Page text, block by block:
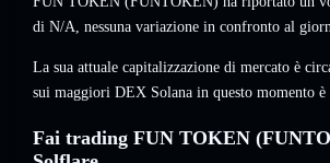
di N/A, nessuna variazione in confronto al
La sua attuale capitalizzazione di mercato è
sui maggiori DEX Solana in questo momento è
Fai trading FUN TOKEN